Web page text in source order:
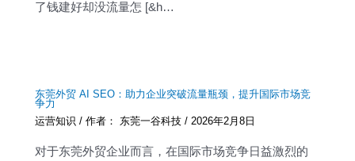
了钱建好却没流量怎 [&h…
东莞外贸 AI SEO：助力企业突破流量瓶颈，提升国际市场竞
争力
运营知识 / 作者： 东莞一谷科技/2026年2月8日
对于东莞外贸企业而言，在国际市场竞争日益激烈的